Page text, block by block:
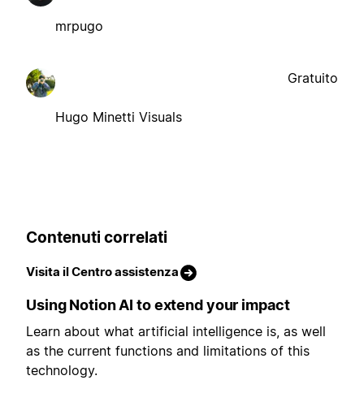
mrpugo
Hugo Minetti Visuals
Gratuito
Contenuti correlati
Visita il Centro assistenza
Using Notion AI to extend your impact
Learn about what artificial intelligence is, as well
as the current functions and limitations of this
technology.